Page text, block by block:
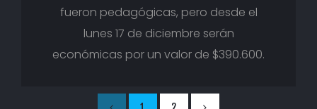
fueron pedagógicas, pero desde el
lunes 17 de diciembre serán
económicas por un valor de $390.600.